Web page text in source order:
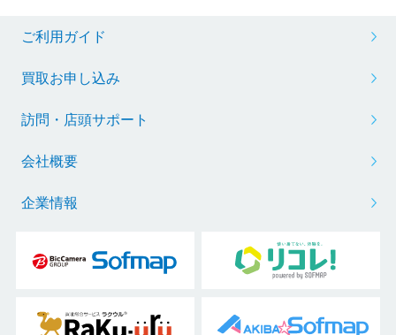
ご利用ガイド
買取お申し込み
訪問・店頭サポート
会社概要
企業情報